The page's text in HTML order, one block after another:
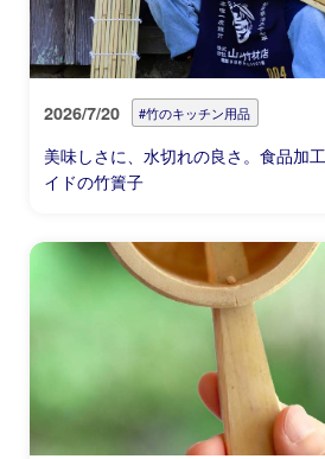
2026/7/20 #竹のキッチン用品
美味しさに、水切れの良さ。食品加
イドの竹簀子